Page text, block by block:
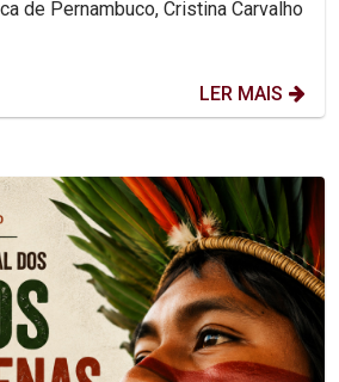
de Pernambuco, Cristina Carvalho
LER MAIS